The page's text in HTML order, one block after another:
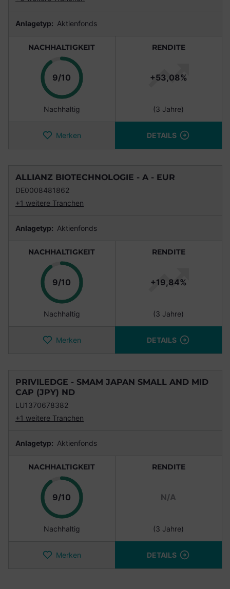
Anlagetyp: Aktienfonds
NACHHALTIGKEIT
9/10 Punkte
Nachhaltig
RENDITE
+53,08%
(3 Jahre)
Merken DETAILS
ALLIANZ BIOTECHNOLOGIE - A - EUR
DE0008481862
+1 weitere Tranchen
Anlagetyp: Aktienfonds
NACHHALTIGKEIT
9/10 Punkte
Nachhaltig
RENDITE
+19,84%
(3 Jahre)
Merken DETAILS
PRIVILEDGE - SMAM JAPAN SMALL AND MID
CAP (JPY) ND
LU1370678382
+1 weitere Tranchen
Anlagetyp: Aktienfonds
NACHHALTIGKEIT
9/10 Punkte
Nachhaltig
RENDITE
N/A
(3 Jahre)
Merken DETAILS